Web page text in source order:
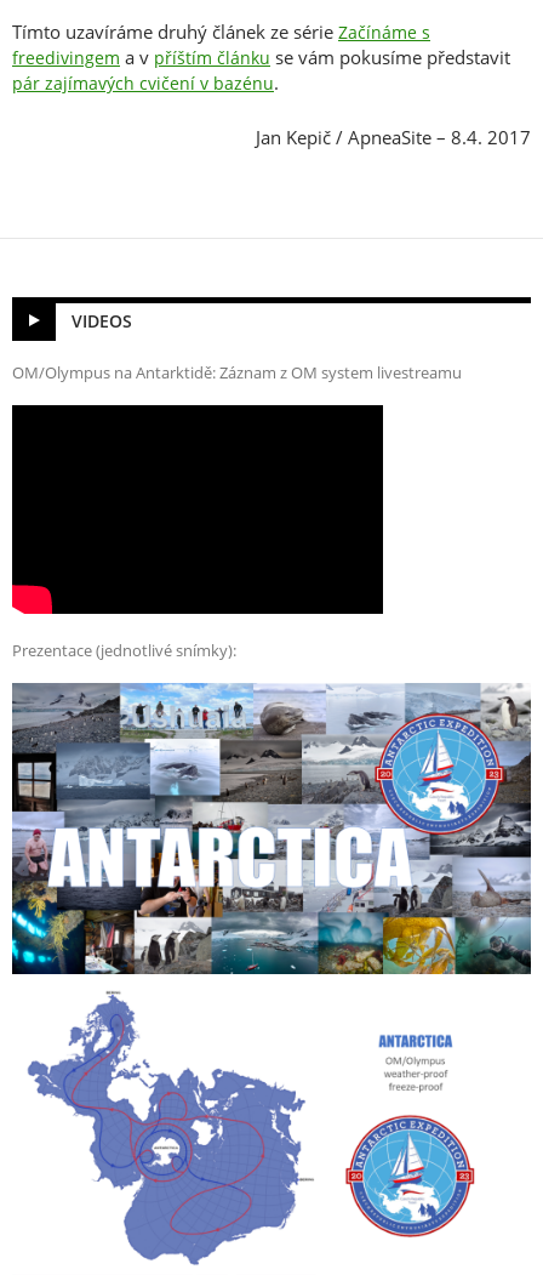
Tímto uzavíráme druhý článek ze série Začínáme s
freedivingem a v příštím článku se vám pokusíme představit
pár zajímavých cvičení v bazénu.
Jan Kepič / ApneaSite – 8.4. 2017
VIDEOS
OM/Olympus na Antarktidě: Záznam z OM system livestreamu
Prezentace (jednotlivé snímky):